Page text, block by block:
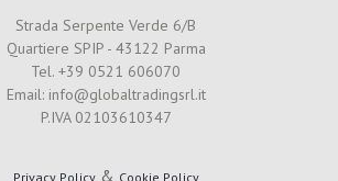
Strada Serpente Verde 6/B
Quartiere SPIP - 43122 Parma
Tel. +39 0521 606070
Email: info@globaltradingsrl.it
P.IVA 02103610347
Privacy Policy& Cookie Policy